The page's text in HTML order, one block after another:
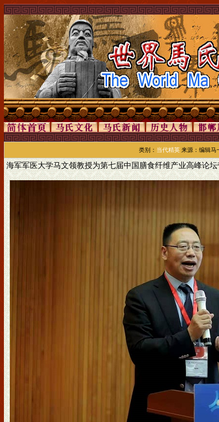
类别： 当代精英 来源：编辑马
海军军医大学马文领教授为第七届中国膳食纤维产业高峰论